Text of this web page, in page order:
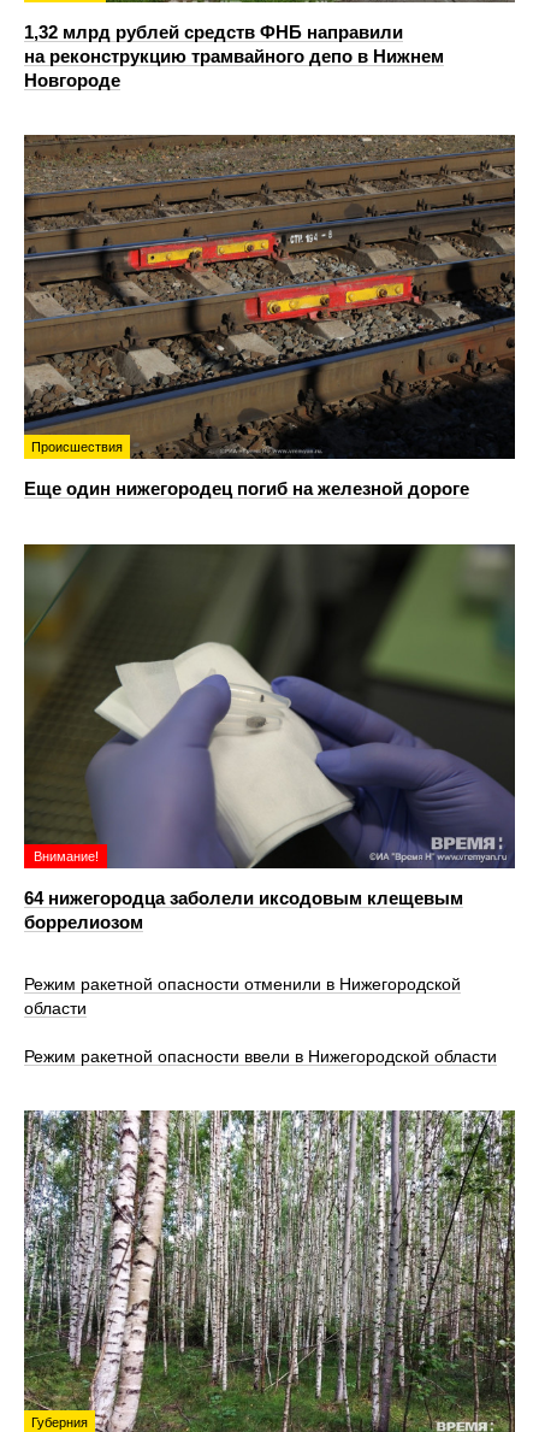
1,32 млрд рублей средств ФНБ направили
на реконструкцию трамвайного депо в Нижнем
Новгороде
Происшествия
Еще один нижегородец погиб на железной дороге
Внимание!
64 нижегородца заболели иксодовым клещевым
боррелиозом
Режим ракетной опасности отменили в Нижегородской
области
Режим ракетной опасности ввели в Нижегородской области
Губерния